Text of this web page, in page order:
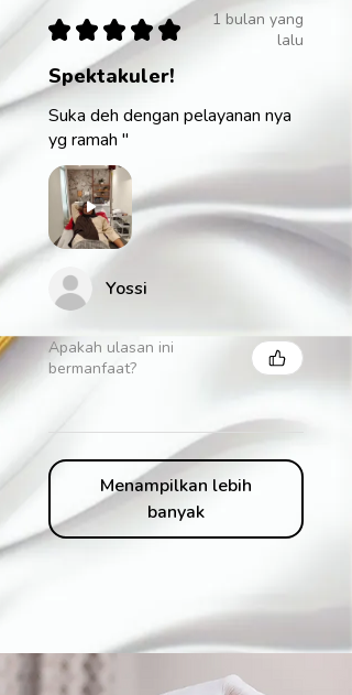
★ ★ ★ ★ ★
1 bulan yang
lalu
Spektakuler!
Suka deh dengan pelayanan nya
yg ramah "
Yossi
Apakah ulasan ini
bermanfaat?
Menampilkan lebih
banyak